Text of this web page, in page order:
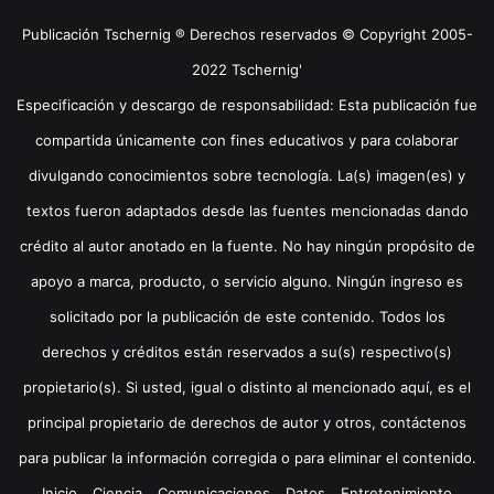
Publicación Tschernig ® Derechos reservados © Copyright 2005-
2022 Tschernig'
Especificación y descargo de responsabilidad: Esta publicación fue
compartida únicamente con fines educativos y para colaborar
divulgando conocimientos sobre tecnología. La(s) imagen(es) y
textos fueron adaptados desde las fuentes mencionadas dando
crédito al autor anotado en la fuente. No hay ningún propósito de
apoyo a marca, producto, o servicio alguno. Ningún ingreso es
solicitado por la publicación de este contenido. Todos los
derechos y créditos están reservados a su(s) respectivo(s)
propietario(s). Si usted, igual o distinto al mencionado aquí, es el
principal propietario de derechos de autor y otros, contáctenos
para publicar la información corregida o para eliminar el contenido.